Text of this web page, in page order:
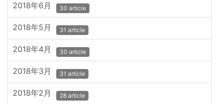
2018年6月 30 article
2018年5月 31 article
2018年4月 30 article
2018年3月 31 article
2018年2月 28 article